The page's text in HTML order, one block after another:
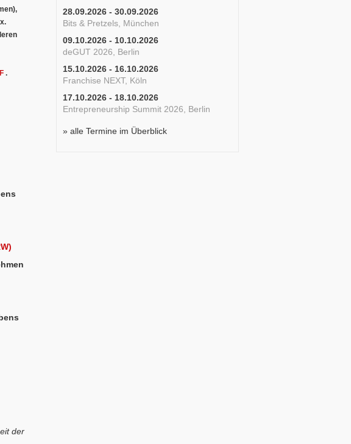
28.09.2026 - 30.09.2026
Bits & Pretzels, München
09.10.2026 - 10.10.2026
deGUT 2026, Berlin
15.10.2026 - 16.10.2026
Franchise NEXT, Köln
17.10.2026 - 18.10.2026
Entrepreneurship Summit 2026, Berlin
» alle Termine im Überblick
.
der